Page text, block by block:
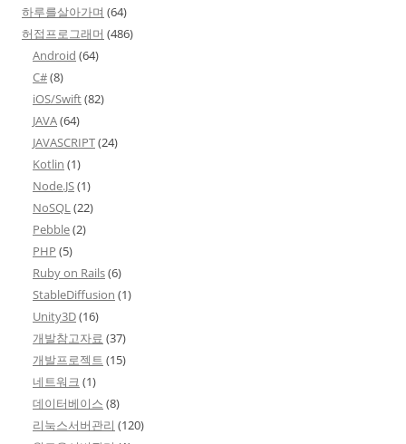
하루를살아가며 (64)
허접프로그래머 (486)
Android (64)
C#(8)
iOS/Swift(82)
JAVA(64)
JAVASCRIPT(24)
Kotlin (1)
Node.JS(1)
NoSQL(22)
Pebble(2)
PHP (5)
Ruby on Rails(6)
StableDiffusion (1)
Unity3D(16)
개발참고자료 (37)
개발프로젝트 (15)
네트워크 (1)
데이터베이스 (8)
리눅스서버관리 (120)